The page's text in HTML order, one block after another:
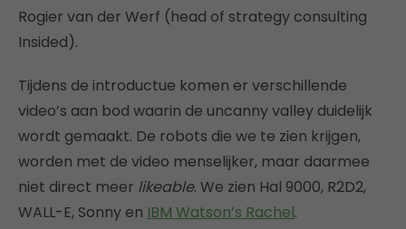
Rogier van der Werf (head of strategy consulting
Insided).
Tijdens de introductue komen er verschillende
video’s aan bod waarin de uncanny valley duidelijk
wordt gemaakt. De robots die we te zien krijgen,
worden met de video menselijker, maar daarmee
niet direct meer likeable. We zien Hal 9000, R2D2,
WALL-E, Sonny en IBM Watson’s Rachel.